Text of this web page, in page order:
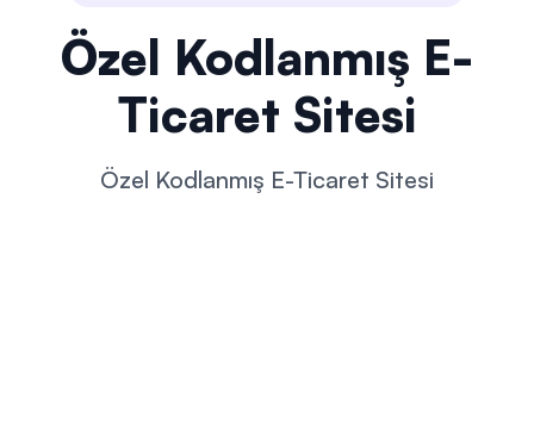
Özel Kodlanmış E-
Ticaret Sitesi
Özel Kodlanmış E-Ticaret Sitesi